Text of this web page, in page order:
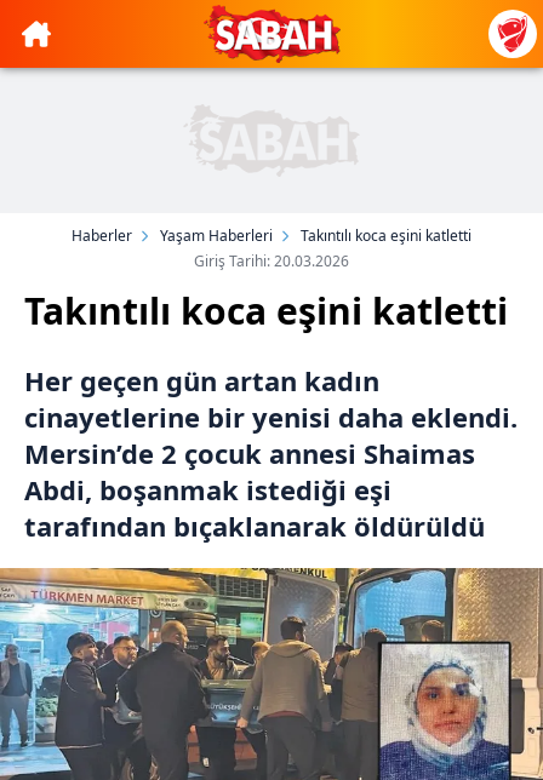
Haberler Yaşam Haberleri
Takıntılı koca eşini katletti
Giriş Tarihi: 20.03.2026
Takıntılı koca eşini katletti
Her geçen gün artan kadın
cinayetlerine bir yenisi daha eklendi.
Mersin’de 2 çocuk annesi Shaimas
Abdi, boşanmak istediği eşi
tarafından bıçaklanarak öldürüldü